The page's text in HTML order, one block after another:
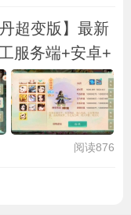
超变版】最新
服务端+安卓+
阅读876